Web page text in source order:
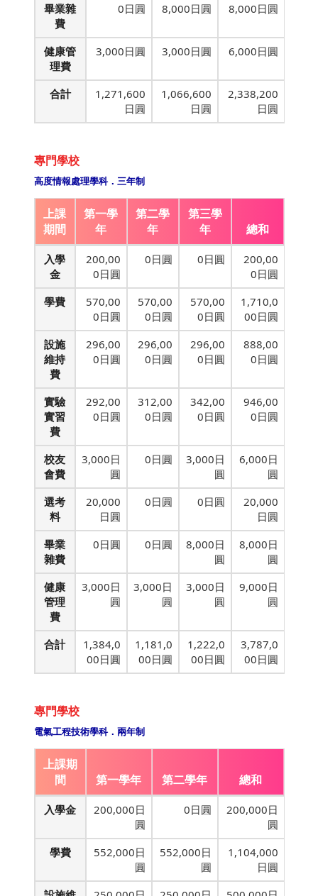
畢業雜
費
0日圓 8,000日圓 8,000日圓
健康管
理費
3,000日圓 3,000日圓 6,000日圓
合計
1,271,600
日圓
1,066,600
日圓
2,338,200
日圓
專門學校
高度情報處理學科．三年制
上課
期間
第一學
年
第二學
年
第三學
年
總和
入學
金
200,00
0日圓
0日圓 0日圓
200,00
0日圓
學費
570,00
0日圓
570,00
0日圓
570,00
0日圓
1,710,0
00日圓
設施
維持
費
296,00
0日圓
296,00
0日圓
296,00
0日圓
888,00
0日圓
實驗
實習
費
292,00
0日圓
312,00
0日圓
342,00
0日圓
946,00
0日圓
校友
會費
3,000日
圓
0日圓
3,000日
圓
6,000日
圓
選考
料
20,000
日圓
0日圓 0日圓
20,000
日圓
畢業
雜費
0日圓 0日圓
8,000日
圓
8,000日
圓
健康
管理
費
3,000日
圓
3,000日
圓
3,000日
圓
9,000日
圓
合計
1,384,0
00日圓
1,181,0
00日圓
1,222,0
00日圓
3,787,0
00日圓
專門學校
電氣工程技術學科．兩年制
上課期
間
第一學年 第二學年 總和
入學金
200,000日
圓
0日圓
200,000日
圓
學費
552,000日
圓
552,000日
圓
1,104,000
日圓